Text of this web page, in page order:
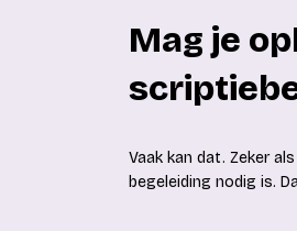
Mag je
Vaak kan dat. Zeker
begeleiding nodig is.